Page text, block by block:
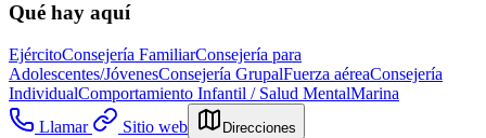
Qué hay aquí
EjércitoConsejería FamiliarConsejería para
Adolescentes/JóvenesConsejería GrupalFuerza aéreaConsejería
IndividualComportamiento Infantil / Salud MentalMarina
Llamar
Sitio web Direcciones